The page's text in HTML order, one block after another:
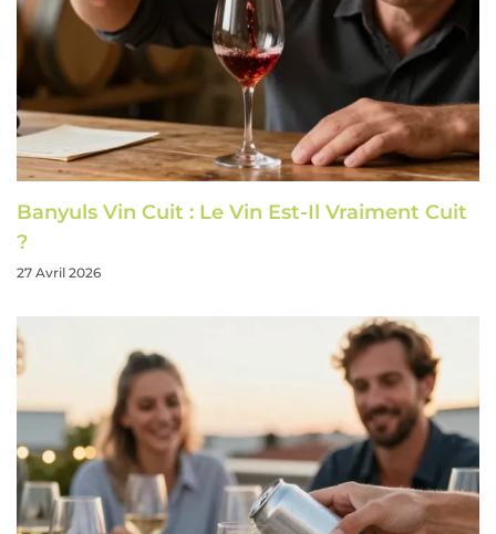
Banyuls Vin Cuit : Le Vin Est-Il Vraiment Cuit
?
27 Avril 2026